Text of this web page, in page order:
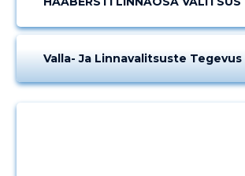
Valla- Ja Linnavalitsuste Tegevus